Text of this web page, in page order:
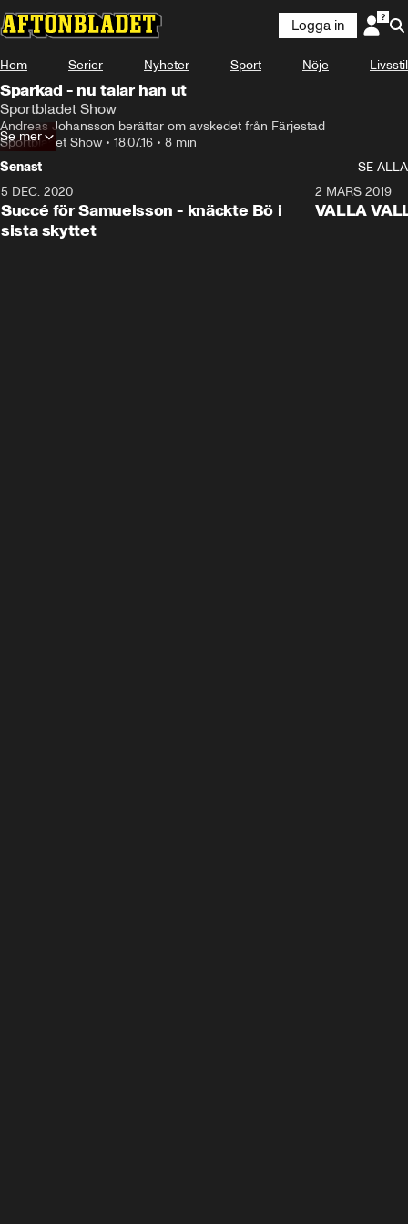
Logga in
Hem Serier Nyheter Sport Nöje Livsstil
Sparkad - nu talar han ut
Sportbladet Show
Andreas Johansson berättar om avskedet från Färjestad
Sportbladet Show • 18.07.16 • 8 min
Se mer
Senast
SE ALLA
5 DEC. 2020
Succé för Samuelsson - knäckte Bö i
sista skyttet
2 MARS 2019
VALLA